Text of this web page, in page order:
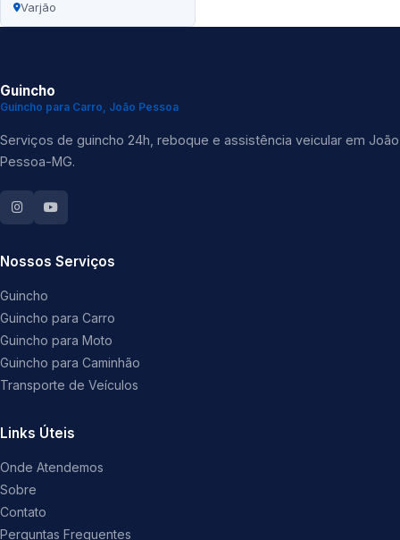
Varjão
Guincho
Guincho para Carro, João Pessoa
Serviços de guincho 24h, reboque e assistência veicular em João
Pessoa-MG.
Nossos Serviços
Guincho
Guincho para Carro
Guincho para Moto
Guincho para Caminhão
Transporte de Veículos
Links Úteis
Onde Atendemos
Sobre
Contato
Perguntas Frequentes